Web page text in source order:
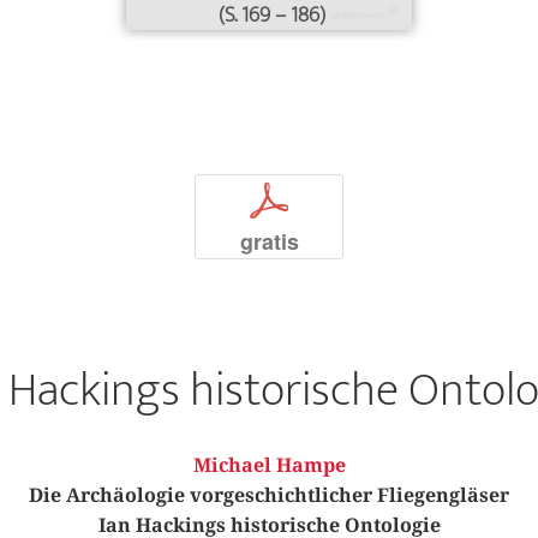
(S. 169 – 186)
p
gratis
historische
Michael Hampe
Die Archäologie vorgeschichtlicher Fliegengläser
Ian Hackings historische Ontologie